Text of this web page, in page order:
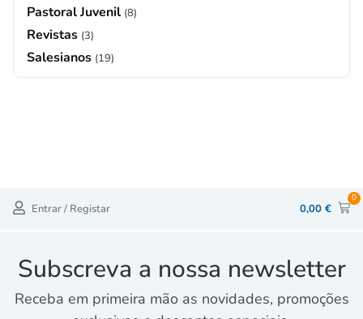
Pastoral Juvenil (8)
Revistas (3)
Salesianos (19)
Entrar / Registar 0,00 €
0
Subscreva a nossa newsletter
Receba em primeira mão as novidades, promoções